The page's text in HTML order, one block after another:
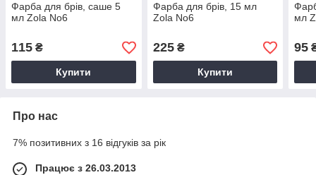
Фарба для брів, саше 5
мл Zola No6
115 ₴
Купити
Фарба для брів, 15 мл
Zola No6
225₴
Купити
мл
95
Про нас
7% позитивних з 16 відгуків за рік
Працює з 26.03.2013